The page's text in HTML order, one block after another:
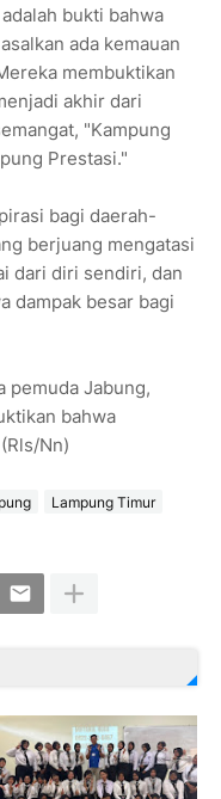
bukti bahwa
ada kemauan
membuktikan
akhir dari
"Kampung
Prestasi."
bagi daerah-
berjuang mengatasi
dari diri sendiri, dan
dampak besar bagi
pemuda Jabung,
bahwa
Nn)
Lampung Timur